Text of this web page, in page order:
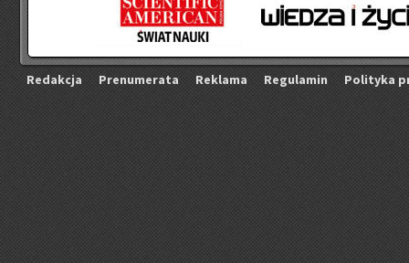
Re­dak­cja Pre­nu­me­ra­ta Re­kla­ma Re­gu­la­min Po­li­ty­ka